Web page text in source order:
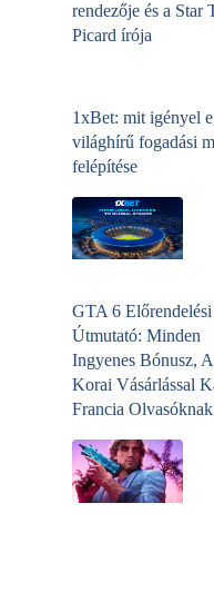
rendezője és a Star
Picard írója
1xBet: mit igényel
világhírű fogadási
felépítése
GTA 6 Előrendelési
Útmutató: Minden
Ingyenes Bónusz,
Korai Vásárlással
Francia Olvasóknak